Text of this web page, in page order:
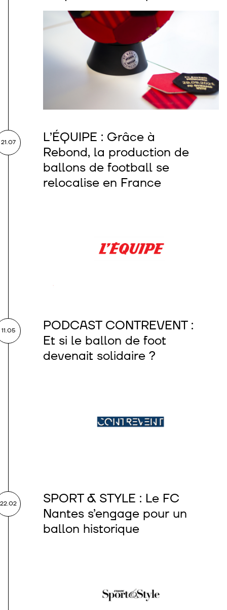
21.07
L’ÉQUIPE : Grâce à
Rebond, la production de
ballons de football se
relocalise en France
11.05
PODCAST CONTREVENT :
Et si le ballon de foot
devenait solidaire ?
22.02
SPORT & STYLE : Le FC
Nantes s’engage pour un
ballon historique